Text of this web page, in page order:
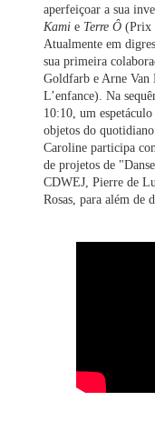
aperfeiçoar a sua
Kami e Terre Ô(Prix
Atualmente em
sua primeira
Goldfarb e Arne
L’enfance). Na
10:10, um
objetos do
Caroline participa
de projetos de
CDWEJ, Pierre de
Rosas, para além de